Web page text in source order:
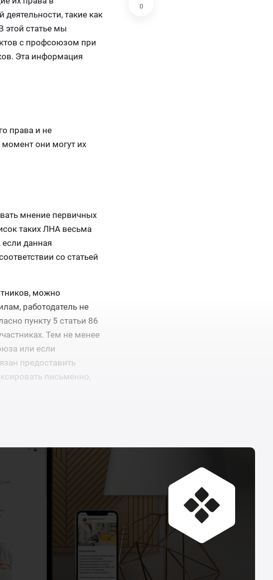
такие как
этой статье мы
с профсоюзом при
Эта информация
права и не
они могут их
мнение первичных
таких ЛНА весьма
данная
со статьей
можно
работодатель не
пункту 5 статьи 86
Тем не менее
или если
предоставить
письменно,
0